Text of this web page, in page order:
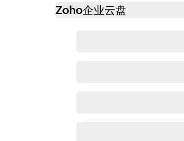
Zoho企业云盘